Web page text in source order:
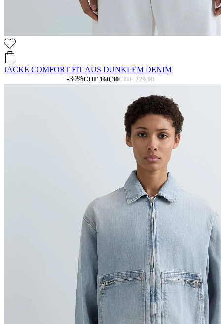
JACKE COMFORT FIT AUS DUNKLEM DENIM
CHF 229,00
CHF 160,30
-30%